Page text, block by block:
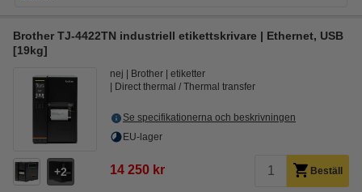
Brother TJ-4422TN industriell etikettskrivare | Ethernet, USB
[19kg]
2
nej Brother
etiketter
Direct thermal / Thermal transfer
Se specifikationerna och beskrivningen
EU-lager
14 250 kr Beställ